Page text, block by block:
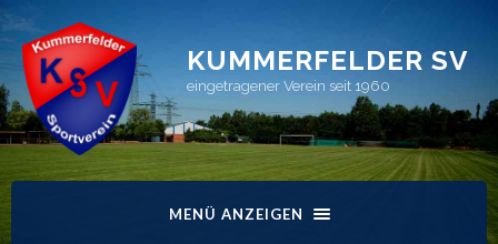
KUMMERFELDER SV
eingetragener Verein seit 1960
MENÜ ANZEIGEN